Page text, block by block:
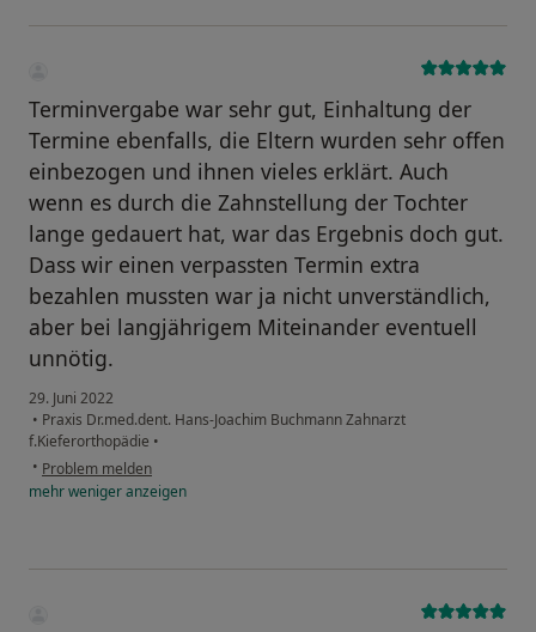
Terminvergabe war sehr gut, Einhaltung der
Termine ebenfalls, die Eltern wurden sehr offen
einbezogen und ihnen vieles erklärt. Auch
wenn es durch die Zahnstellung der Tochter
lange gedauert hat, war das Ergebnis doch gut.
Dass wir einen verpassten Termin extra
bezahlen mussten war ja nicht unverständlich,
aber bei langjährigem Miteinander eventuell
unnötig.
29. Juni 2022
• Praxis Dr.med.dent. Hans-Joachim Buchmann Zahnarzt
f.Kieferorthopädie •
• Problem melden
mehrwenigeranzeigen